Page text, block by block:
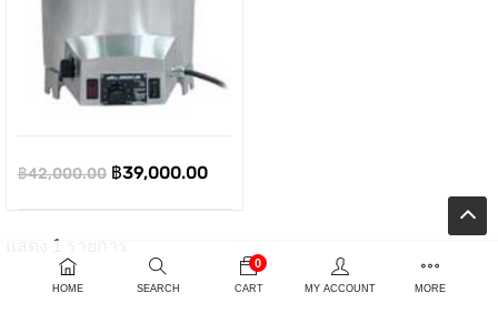
฿42,000.00 Original
฿42,000.00.
฿39,000.00Current
฿39,000.00.
แสดง 1 รายการ
HOME SEARCH
0
CART MY ACCOUNT MORE